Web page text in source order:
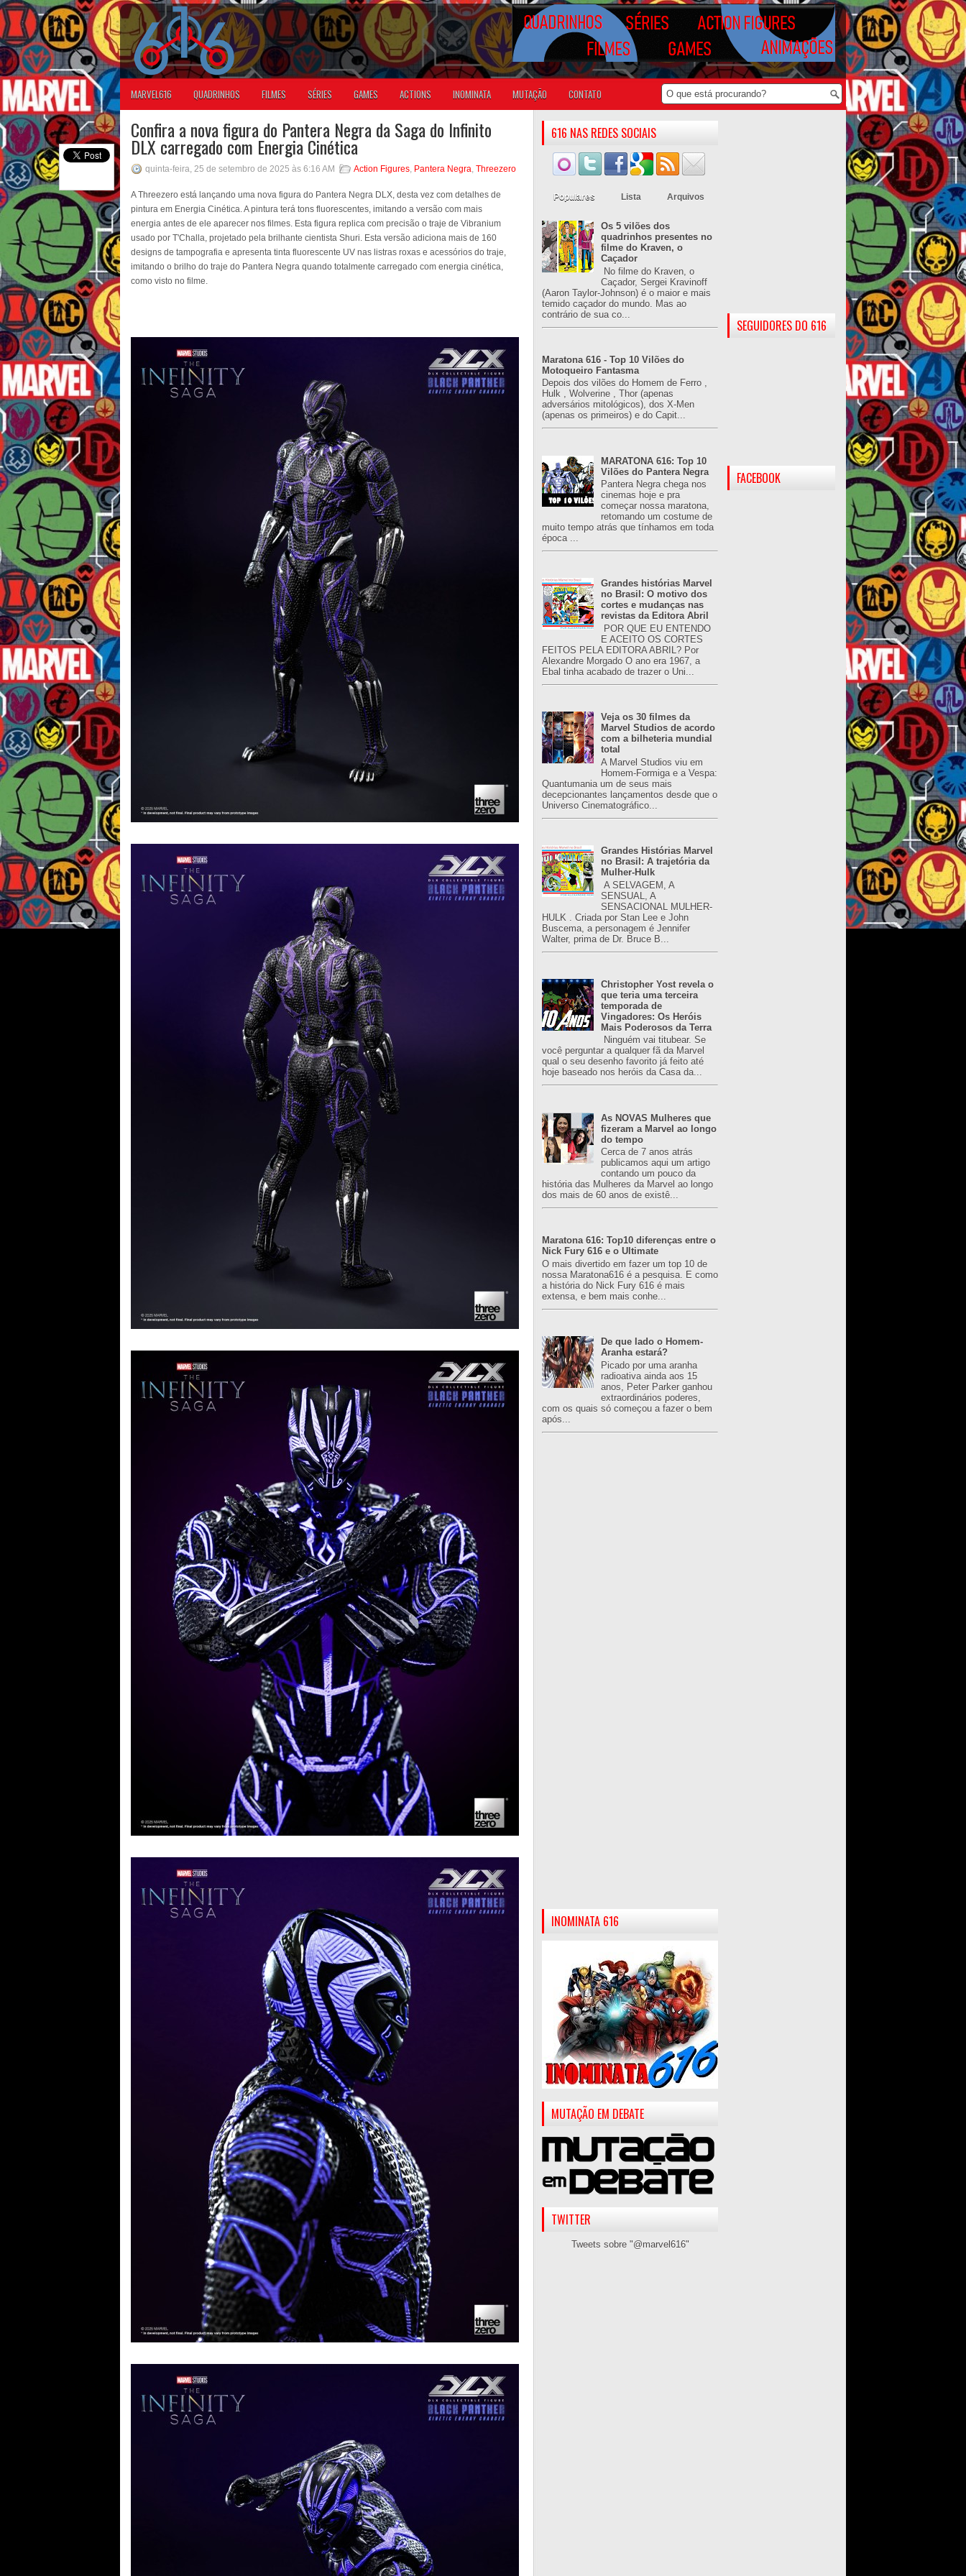
MARVEL616 QUADRINHOS FILMES SÉRIES GAMES ACTIONS INOMINATA MUTAÇÃO CONTATO
Confira a nova figura do Pantera Negra da Saga do Infinito
DLX carregado com Energia Cinética
quinta-feira, 25 de setembro de 2025 às 6:16 AM Action Figures, Pantera Negra, Threezero
A Threezero está lançando uma nova figura do Pantera Negra DLX, desta vez com detalhes de
pintura em Energia Cinética. A pintura terá tons fluorescentes, imitando a versão com mais
energia antes de ele aparecer nos filmes. Esta figura replica com precisão o traje de Vibranium
usado por T'Challa, projetado pela brilhante cientista Shuri. Esta versão adiciona mais de 160
designs de tampografia e apresenta tinta fluorescente UV nas listras roxas e acessórios do traje,
imitando o brilho do traje do Pantera Negra quando totalmente carregado com energia cinética,
como visto no filme.
616 NAS REDES SOCIAIS
Populares Lista Arquivos
Os 5 vilões dos
quadrinhos presentes no
filme do Kraven, o
Caçador
No filme do Kraven, o
Caçador, Sergei Kravinoff
(Aaron Taylor-Johnson) é o maior e mais
temido caçador do mundo. Mas ao
contrário de sua co...
Maratona 616 - Top 10 Vilões do
Motoqueiro Fantasma
Depois dos vilões do Homem de Ferro ,
Hulk , Wolverine , Thor (apenas
adversários mitológicos), dos X-Men
(apenas os primeiros) e do Capit...
MARATONA 616: Top 10
Vilões do Pantera Negra
Pantera Negra chega nos
cinemas hoje e pra
começar nossa maratona,
retomando um costume de
muito tempo atrás que tínhamos em toda
época ...
Grandes histórias Marvel
no Brasil: O motivo dos
cortes e mudanças nas
revistas da Editora Abril
POR QUE EU ENTENDO
E ACEITO OS CORTES
FEITOS PELA EDITORA ABRIL? Por
Alexandre Morgado O ano era 1967, a
Ebal tinha acabado de trazer o Uni...
Veja os 30 filmes da
Marvel Studios de acordo
com a bilheteria mundial
total
A Marvel Studios viu em
Homem-Formiga e a Vespa:
Quantumania um de seus mais
decepcionantes lançamentos desde que o
Universo Cinematográfico...
Grandes Histórias Marvel
no Brasil: A trajetória da
Mulher-Hulk
A SELVAGEM, A
SENSUAL, A
SENSACIONAL MULHER-
HULK . Criada por Stan Lee e John
Buscema, a personagem é Jennifer
Walter, prima de Dr. Bruce B...
Christopher Yost revela o
que teria uma terceira
temporada de
Vingadores: Os Heróis
Mais Poderosos da Terra
Ninguém vai titubear. Se
você perguntar a qualquer fã da Marvel
qual o seu desenho favorito já feito até
hoje baseado nos heróis da Casa da...
As NOVAS Mulheres que
fizeram a Marvel ao longo
do tempo
Cerca de 7 anos atrás
publicamos aqui um artigo
contando um pouco da
história das Mulheres da Marvel ao longo
dos mais de 60 anos de existê...
Maratona 616: Top10 diferenças entre o
Nick Fury 616 e o Ultimate
O mais divertido em fazer um top 10 de
nossa Maratona616 é a pesquisa. E como
a história do Nick Fury 616 é mais
extensa, e bem mais conhe...
De que lado o Homem-
Aranha estará?
Picado por uma aranha
radioativa ainda aos 15
anos, Peter Parker ganhou
extraordinários poderes,
com os quais só começou a fazer o bem
após...
INOMINATA 616
MUTAÇÃO EM DEBATE
TWITTER
Tweets sobre "@marvel616"
SEGUIDORES DO 616
FACEBOOK